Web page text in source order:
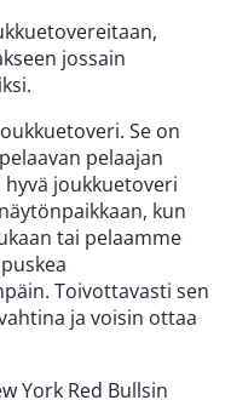
jossain
Se on
pelaajan
joukkuetoveri
kun
tai pelaamme
Toivottavasti sen
ja voisin ottaa
York Red Bullsin